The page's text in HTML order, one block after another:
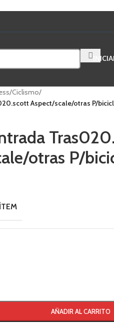
Cuando
/Ciclismo/
Aspect/scale/otras P/
otras P/
AÑADIR AL CARRITO